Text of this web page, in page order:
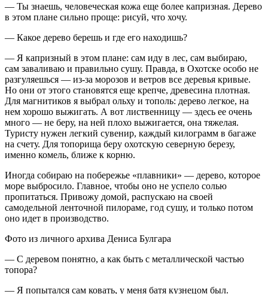
— Ты знаешь, человеческая кожа еще более капризная. Дерево
в этом плане сильно проще: рисуй, что хочу.
— Какое дерево берешь и где его находишь?
— Я капризный в этом плане: сам иду в лес, сам выбираю,
сам заваливаю и правильно сушу. Правда, в Охотске особо не
разгуляешься — из-за морозов и ветров все деревья кривые.
Но они от этого становятся еще крепче, древесина плотная.
Для магнитиков я выбрал ольху и тополь: дерево легкое, на
нем хорошо выжигать. А вот лиственницу — здесь ее очень
много — не беру, на ней плохо выжигается, она тяжелая.
Туристу нужен легкий сувенир, каждый килограмм в багаже
на счету. Для топорища беру охотскую северную березу,
именно комель, ближе к корню.
Иногда собираю на побережье «плавники» — дерево, которое
море выбросило. Главное, чтобы оно не успело солью
пропитаться. Привожу домой, распускаю на своей
самодельной ленточной пилораме, год сушу, и только потом
оно идет в производство.
Фото из личного архива Дениса Булгара
— С деревом понятно, а как быть с металлической частью
топора?
— Я попытался сам ковать, у меня батя кузнецом был.